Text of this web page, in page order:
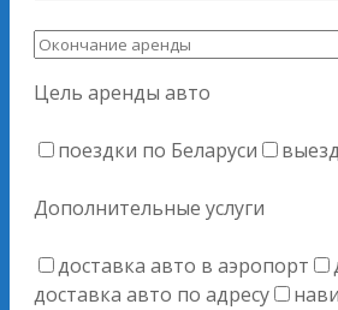
Цель аренды авто
поездки по Беларуси
Дополнительные услуги
доставка авто в аэропорт
доставка авто по адресу